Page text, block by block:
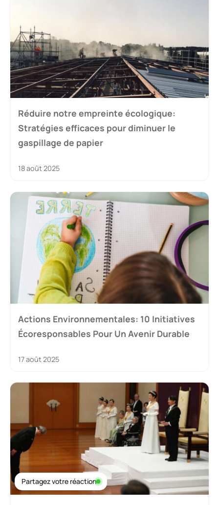
Réduire notre empreinte écologique:
Stratégies efficaces pour diminuer le
gaspillage de papier
18 août 2025
Actions Environnementales: 10 Initiatives
Écoresponsables Pour Un Avenir Durable
17 août 2025
Partagez votre réaction